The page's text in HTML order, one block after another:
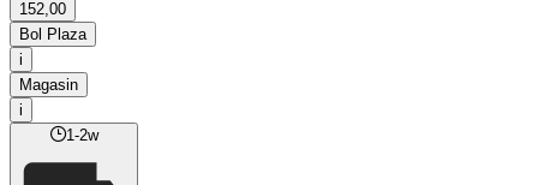
152,00
Bol Plaza
i
Magasin
i
1-2w